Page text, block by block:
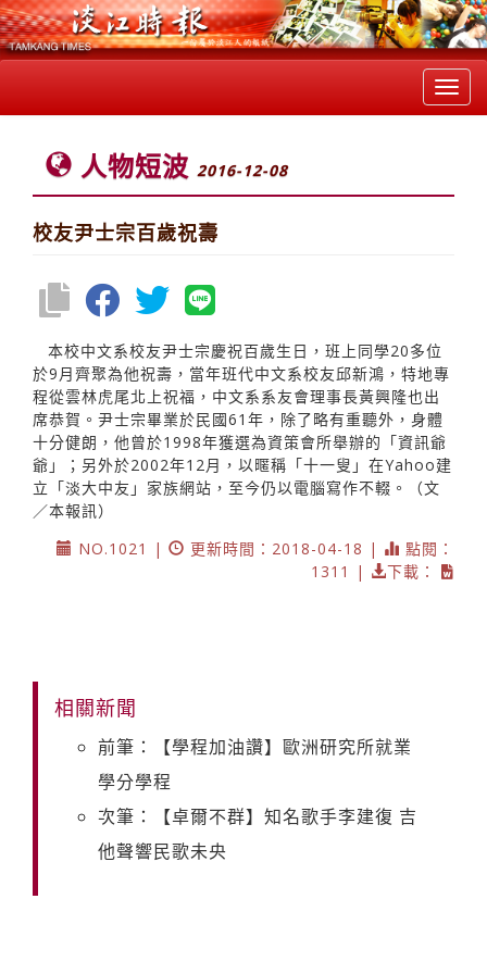
人物短波 2016-12-08
校友尹士宗百歲祝壽
本校中文系校友尹士宗慶祝百歲生日，班上同學20多位
於9月齊聚為他祝壽，當年班代中文系校友邱新鴻，特地專
程從雲林虎尾北上祝福，中文系系友會理事長黃興隆也出
席恭賀。尹士宗畢業於民國61年，除了略有重聽外，身體
十分健朗，他曾於1998年獲選為資策會所舉辦的「資訊爺
爺」；另外於2002年12月，以暱稱「十一叟」在Yahoo建
立「淡大中友」家族網站，至今仍以電腦寫作不輟。（文
／本報訊）
NO.1021 |
更新時間：2018-04-18 |
點閱：
1311 |
下載：
相關新聞
前筆：【學程加油讚】歐洲研究所就業
學分學程
次筆：【卓爾不群】知名歌手李建復 吉
他聲響民歌未央